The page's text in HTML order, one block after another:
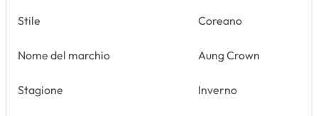
Stile Coreano
Nome del marchio Aung Crown
Stagione Inverno